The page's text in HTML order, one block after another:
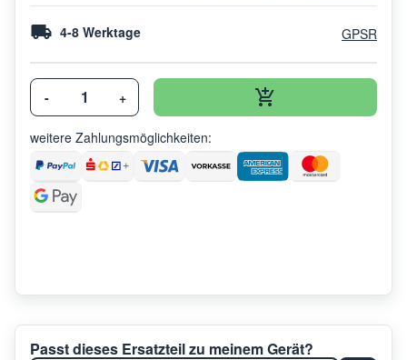
4-8 Werktage GPSR
- +
weitere Zahlungsmöglichkeiten:
Passt dieses Ersatzteil zu meinem Gerät?